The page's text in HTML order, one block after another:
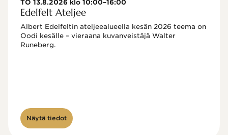
TO 13.8.2026 klo 10:00–16:00
Edelfelt Ateljee
Albert Edelfeltin ateljeealueella kesän 2026 teema on
Oodi kesälle – vieraana kuvanveistäjä Walter
Näytä tiedot